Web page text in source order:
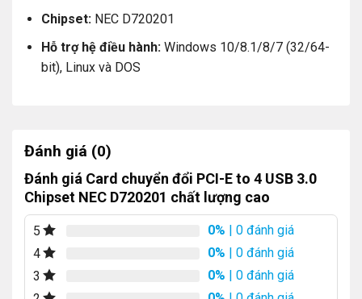
Chipset:NEC D720201
Hỗ trợ hệ điều hành:Windows 10/8.1/8/7 (32/64-
bit), Linux và DOS
Đánh giá (0)
Đánh giá Card chuyển đổi PCI-E to 4 USB 3.0
Chipset NEC D720201 chất lượng cao
5 0% | 0 đánh giá
4
0% | 0 đánh giá
3
0% | 0 đánh giá